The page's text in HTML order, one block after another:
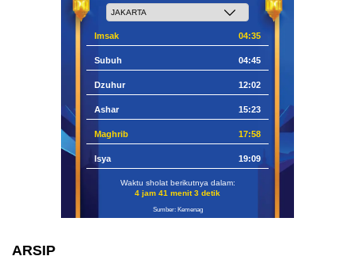
Imsak 04:35
Subuh 04:45
Dzuhur 12:02
Ashar 15:23
Maghrib 17:58
Isya 19:09
Waktu sholat berikutnya dalam:
4 jam 41 menit 2 detik
Sumber: Kemenag
ARSIP